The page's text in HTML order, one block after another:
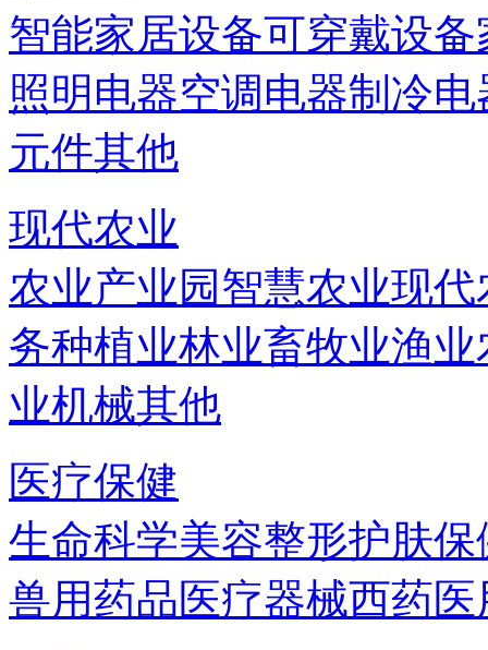
智能家居设备可穿戴设备
照明电器空调电器制冷电
元件其他
现代农业
农业产业园智慧农业现代
务种植业林业畜牧业渔业
业机械其他
医疗保健
生命科学美容整形护肤保
兽用药品医疗器械西药